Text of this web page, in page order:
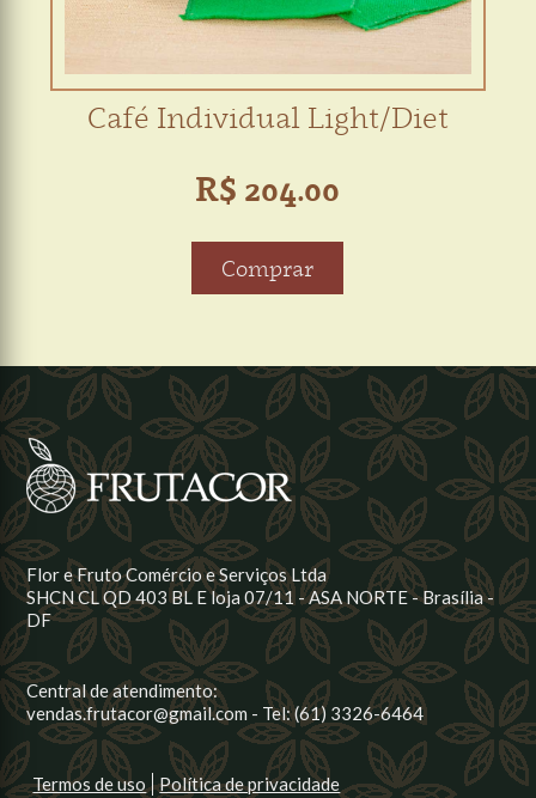
Café Individual Light/Diet
R$ 204.00
Comprar
Flor e Fruto Comércio e Serviços Ltda
SHCN CL QD 403 BL E loja 07/11 - ASA NORTE - Brasília -
DF
Central de atendimento:
vendas.frutacor@gmail.com - Tel: (61) 3326-6464
Termos de uso Política de privacidade